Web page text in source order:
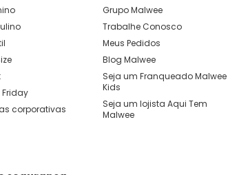
corporativas
Grupo Malwee
Trabalhe Conosco
Meus Pedidos
Blog Malwee
Seja um Franqueado Malwee
Kids
Seja um lojista Aqui Tem
Malwee